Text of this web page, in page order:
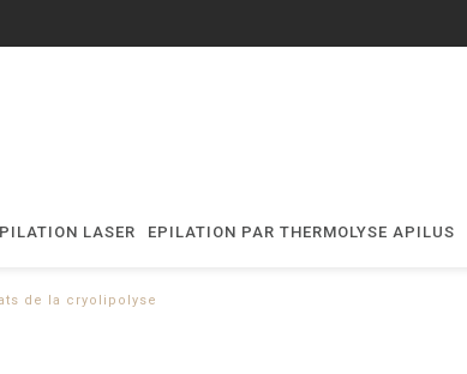
LASER EPILATION PAR THERMOLYSE APILUS
de la cryolipolyse